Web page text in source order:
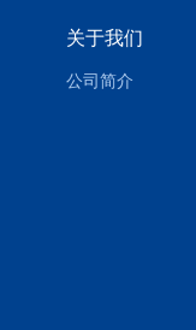
关于我们
公司简介